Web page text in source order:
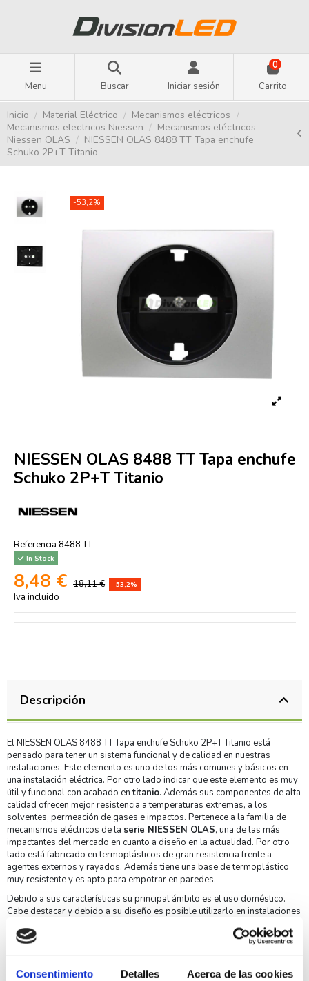
Consentimiento Detalles Acerca de las cookies
Menu Buscar Iniciar sesión
0
Carrito
Inicio Material Eléctrico
Mecanismos eléctricos
Mecanismos electricos Niessen
Mecanismos eléctricos
Niessen OLAS
NIESSEN OLAS 8488 TT Tapa enchufe
Schuko 2P+T Titanio
-53,2%
NIESSEN OLAS 8488 TT Tapa enchufe
Schuko 2P+T Titanio
Referencia 8488 TT
In Stock
8,48 € 18,11 € -53,2%
Iva incluido
Descripción
El NIESSEN OLAS 8488 TT Tapa enchufe Schuko 2P+T Titanio está
pensado para tener un sistema funcional y de calidad en nuestras
instalaciones. Este elemento es uno de los más comunes y básicos en
una instalación eléctrica. Por otro lado indicar que este elemento es muy
útil y funcional con acabado entitanio. Además sus componentes de alta
calidad ofrecen mejor resistencia a temperaturas extremas, a los
solventes, permeación de gases e impactos. Pertenece a la familia de
mecanismos eléctricos de la serie NIESSEN OLAS, una de las más
impactantes del mercado en cuanto a diseño en la actualidad. Por otro
lado está fabricado en termoplásticos de gran resistencia frente a
agentes externos y rayados. Además tiene una base de termoplástico
muy resistente y es apto para empotrar en paredes.
Debido a sus características su principal ámbito es el uso doméstico.
Cabe destacar y debido a su diseño es posible utilizarlo en instalaciones
horizontal.
Ventajas y características del NIESSEN OLAS 8488 TT
Tapa enchufe Schuko 2P+T Titanio